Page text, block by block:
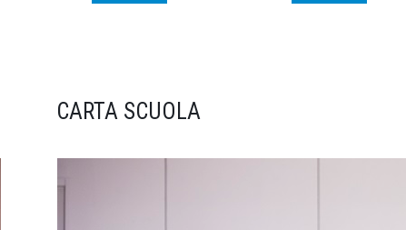
CARTA SCUOLA